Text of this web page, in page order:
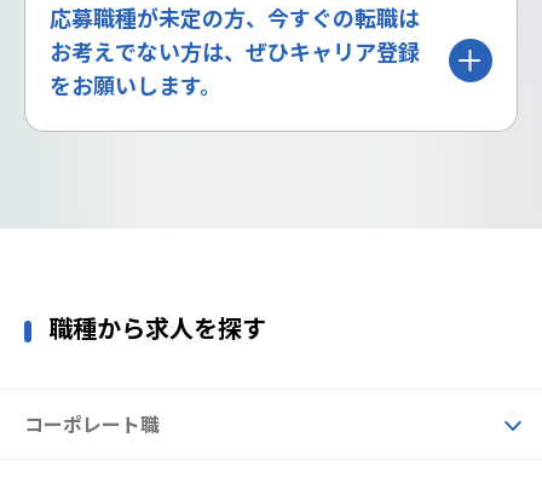
応募職種が未定の方、今すぐの転職は
お考えでない方は、ぜひキャリア登録
をお願いします。
職種から求人を探す
コーポレート職